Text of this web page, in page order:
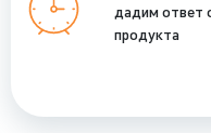
дадим ответ
продукта